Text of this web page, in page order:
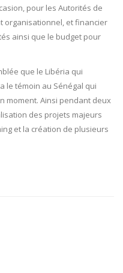
pour les Autorités de
organisationnel, et financier
ainsi que le budget pour
que le Libéria qui
le témoin au Sénégal qui
moment. Ainsi pendant deux
des projets majeurs
et la création de plusieurs